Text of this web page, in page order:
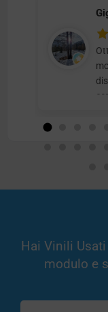
Hai Vinili
modulo e